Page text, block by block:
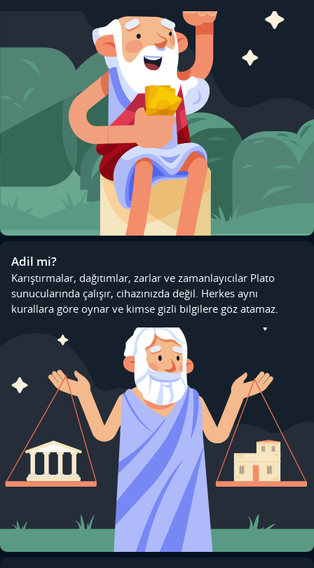
Adil mi?
Karıştırmalar, dağıtımlar, zarlar ve zamanlayıcılar Plato
sunucularında çalışır, cihazınızda değil. Herkes aynı
kurallara göre oynar ve kimse gizli bilgilere göz atamaz.